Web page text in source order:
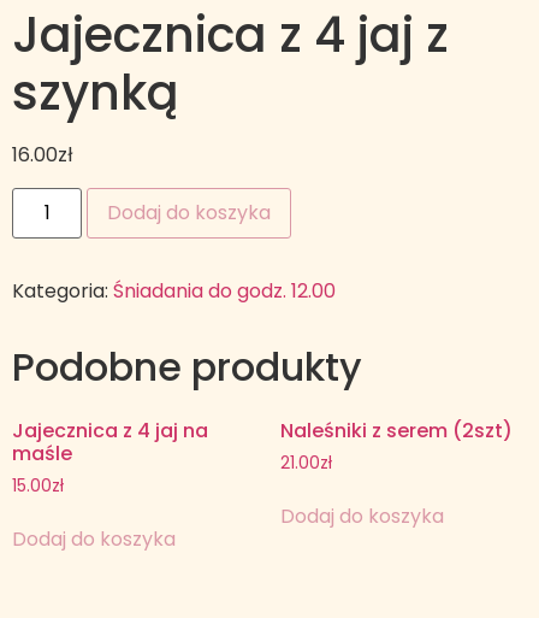
Jajecznica z 4 jaj z
szynką
16.00zł
Dodaj do koszyka
Kategoria: Śniadania do godz. 12.00
Podobne produkty
Jajecznica z 4 jaj na
maśle
15.00zł
Dodaj do koszyka
Naleśniki z serem (2szt)
21.00zł
Dodaj do koszyka